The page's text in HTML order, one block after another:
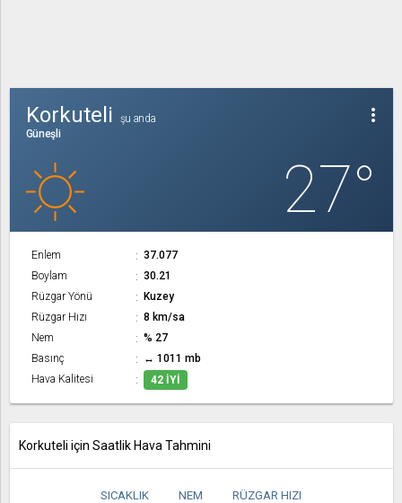
more_vert
Korkuteli
şu anda
Güneşli
27°
Enlem
37.077
Boylam
30.21
Rüzgar Yönü
Kuzey
Rüzgar Hızı
8 km/sa
Nem
% 27
Basınç
↔ 1011 mb
Hava Kalitesi
42 İYI
Korkuteli için Saatlik Hava Tahmini
SICAKLIK NEM RÜZGAR HIZI